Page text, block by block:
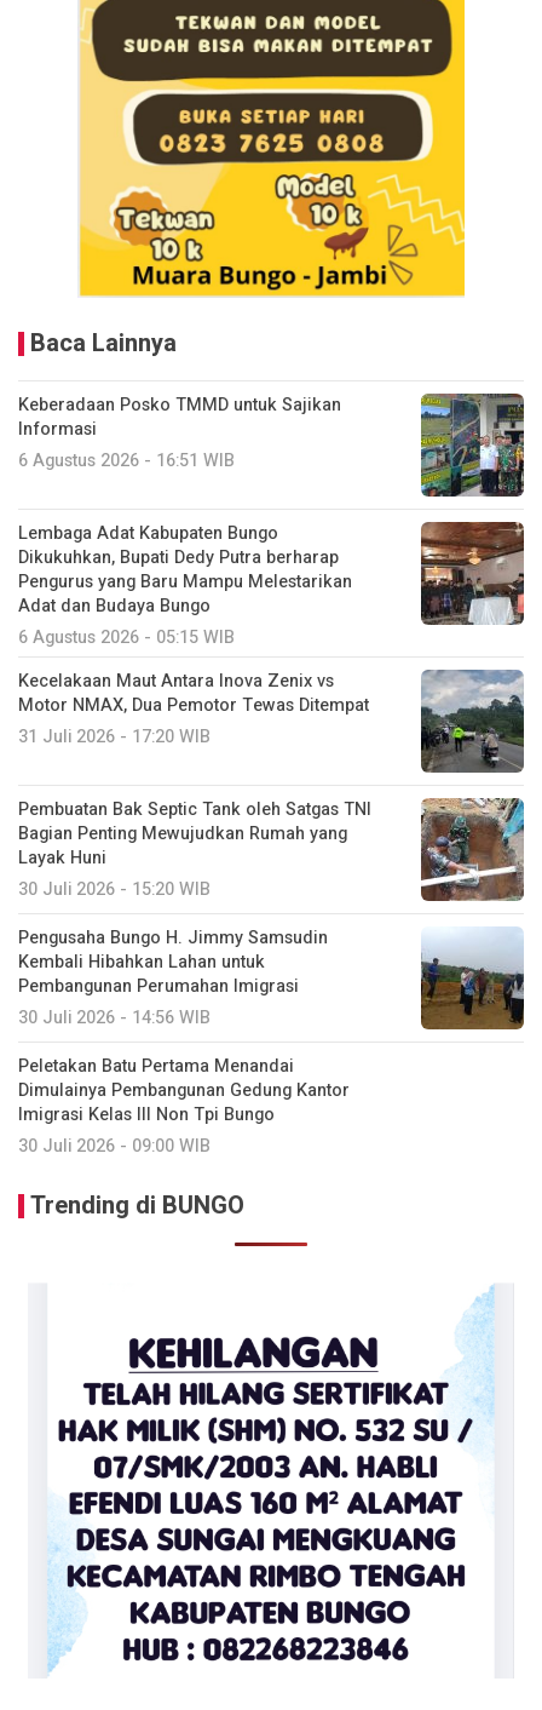
Baca Lainnya
Keberadaan Posko TMMD untuk Sajikan
Informasi
6 Agustus 2026 - 16:51 WIB
Lembaga Adat Kabupaten Bungo
Dikukuhkan, Bupati Dedy Putra berharap
Pengurus yang Baru Mampu Melestarikan
Adat dan Budaya Bungo
6 Agustus 2026 - 05:15 WIB
Kecelakaan Maut Antara Inova Zenix vs
Motor NMAX, Dua Pemotor Tewas Ditempat
31 Juli 2026 - 17:20 WIB
Pembuatan Bak Septic Tank oleh Satgas TNI
Bagian Penting Mewujudkan Rumah yang
Layak Huni
30 Juli 2026 - 15:20 WIB
Pengusaha Bungo H. Jimmy Samsudin
Kembali Hibahkan Lahan untuk
Pembangunan Perumahan Imigrasi
30 Juli 2026 - 14:56 WIB
Peletakan Batu Pertama Menandai
Dimulainya Pembangunan Gedung Kantor
Imigrasi Kelas III Non Tpi Bungo
30 Juli 2026 - 09:00 WIB
Trending di BUNGO